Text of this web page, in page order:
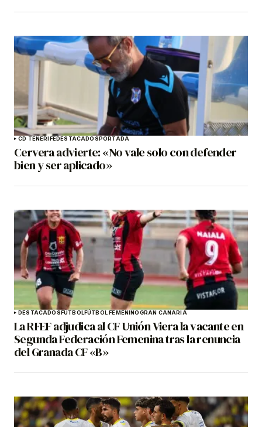
CD TENERIFEDESTACADOSPORTADA
Cervera advierte: «No vale solo con defender
bien y ser aplicado»
DESTACADOSFÚTBOLFÚTBOL FEMENINOGRAN CANARIA
La RFEF adjudica al CF Unión Viera la vacante en
Segunda Federación Femenina tras la renuncia
del Granada CF «B»